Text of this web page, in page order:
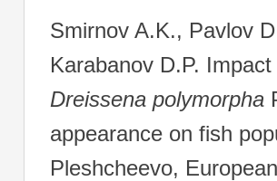
Smirnov A.K., Pavlov
Karabanov D.P.
Dreissena polymorpha
appearance on fish
Pleshcheevo,